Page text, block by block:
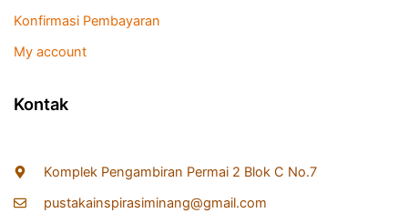
Konfirmasi Pembayaran
My account
Kontak
Komplek Pengambiran Permai 2 Blok C No.7
pustakainspirasiminang@gmail.com